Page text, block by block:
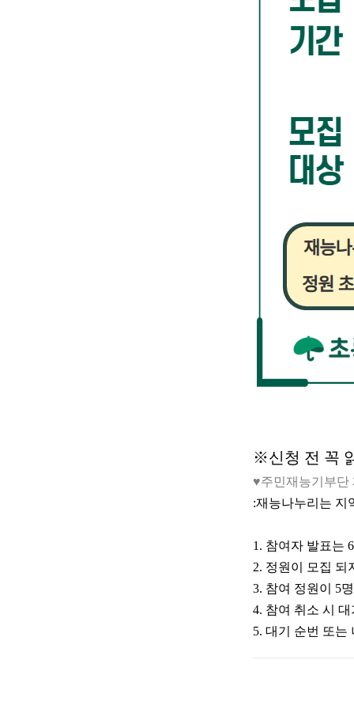
※신청 전 꼭
♥주민재능기부단
:재능나누리는 지
1. 참여자 발표는 6
2. 정원이 모집 되
3. 참여 정원이 5
4. 참여 취소 시
5. 대기 순번 또는